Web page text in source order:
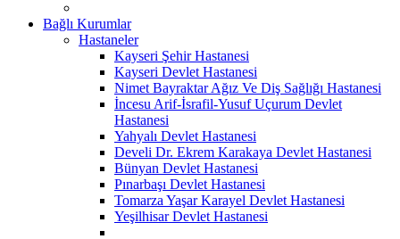
Bağlı Kurumlar
Hastaneler
Kayseri Şehir Hastanesi
Kayseri Devlet Hastanesi
Nimet Bayraktar Ağız Ve Diş Sağlığı Hastanesi
İncesu Arif-İsrafil-Yusuf Uçurum Devlet
Hastanesi
Yahyalı Devlet Hastanesi
Develi Dr. Ekrem Karakaya Devlet Hastanesi
Bünyan Devlet Hastanesi
Pınarbaşı Devlet Hastanesi
Tomarza Yaşar Karayel Devlet Hastanesi
Yeşilhisar Devlet Hastanesi